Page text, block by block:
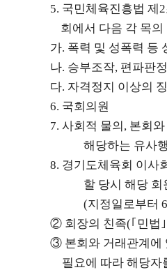
5. 국민체육진흥법 제2
회에서 다음 각 목
가. 폭력 및 성폭력 등
나. 승부조작, 편파판
다. 자격정지 이상의
6. 국회의원
7. 사회적 물의 , 본회
해당하는 유사
8. 경기도체육회 이사
할 당시 해당
(지정일로부터 6
② 회장의 친족(｢ 민법
③ 본회와 거래관계에
필요에 따라 해당